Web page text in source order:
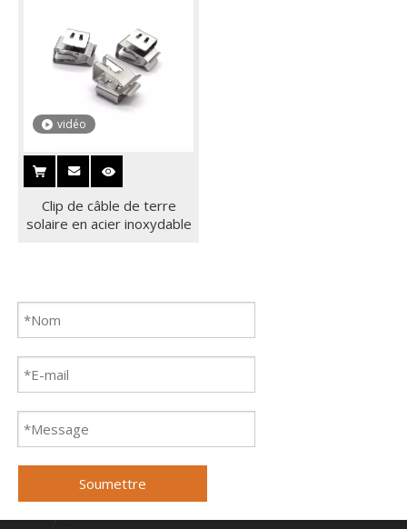
vidéo
Clip de câble de terre
solaire en acier inoxydable
Soumettre